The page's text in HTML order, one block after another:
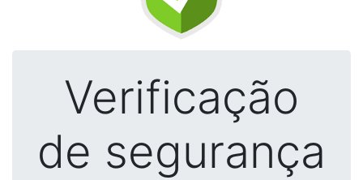
Verificação
de segurança